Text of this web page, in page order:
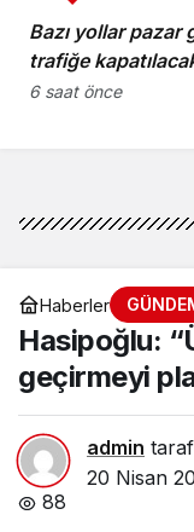
Bazı yollar pazar
trafiğe
6 saat önce
Haberler
Hasipoğlu:
geçirmeyi
admin
20 Nisan
88